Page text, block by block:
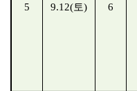
5 9.12(토) 6